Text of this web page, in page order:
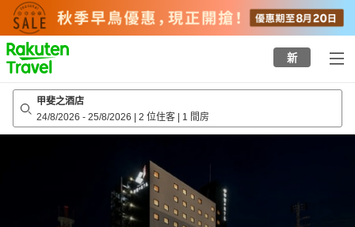
to
top
page
新
甲斐之酒店
24/8/2026 - 25/8/2026 | 2 位住客 | 1 間房